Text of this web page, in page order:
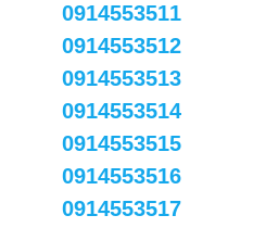
0914553511
0914553512
0914553513
0914553514
0914553515
0914553516
0914553517